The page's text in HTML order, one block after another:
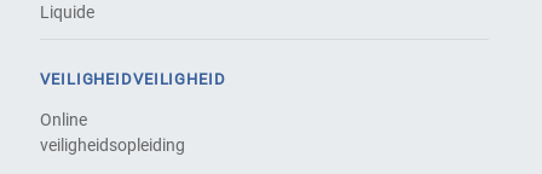
Liquide
VEILIGHEIDVEILIGHEID
Online
veiligheidsopleiding